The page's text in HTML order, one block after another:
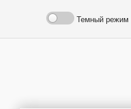
Темный режим